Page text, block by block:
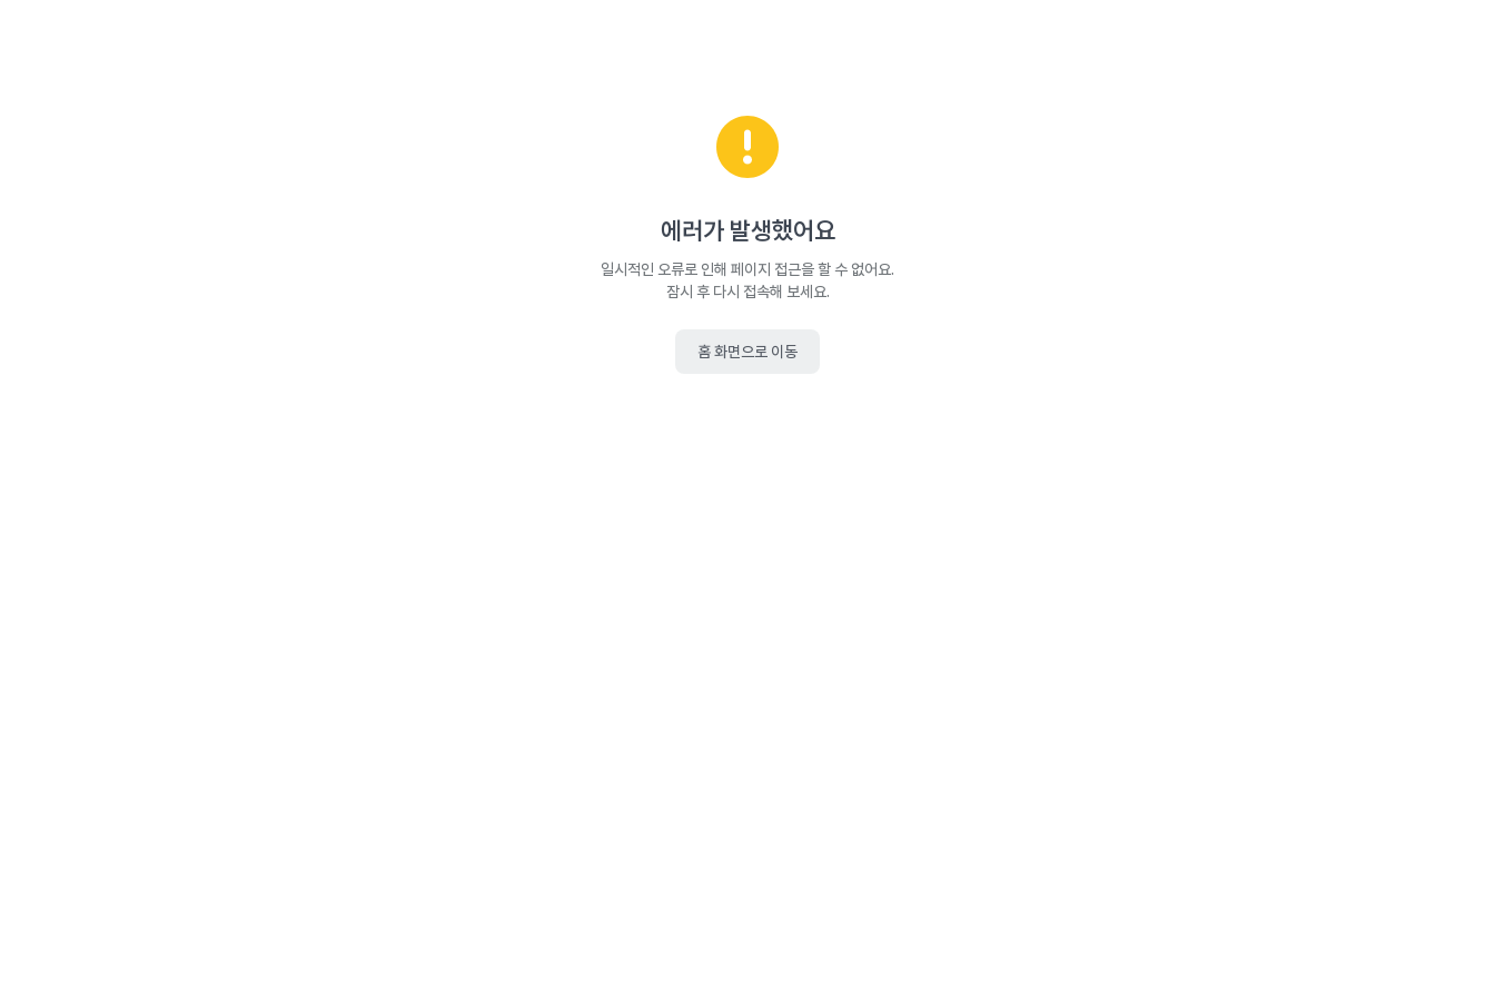
에러가 발생했어요
일시적인 오류로 인해 페이지 접근을 할 수 없어요.
잠시 후 다시 접속해 보세요.
홈 화면으로 이동